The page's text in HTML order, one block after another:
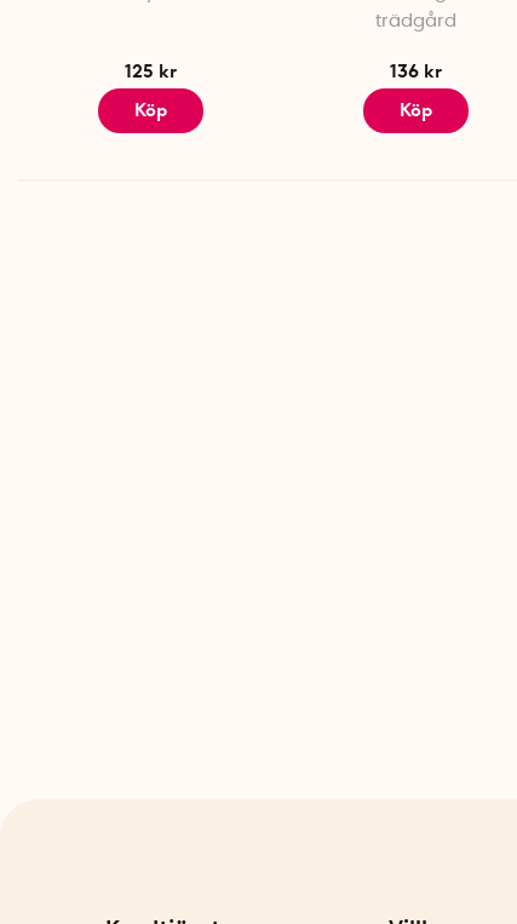
125 kr
Köp
trädgård
136 kr
Köp